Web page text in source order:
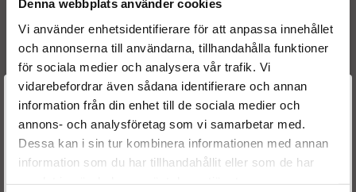
Denna webbplats använder cookies
Vi använder enhetsidentifierare för att anpassa innehållet
och annonserna till användarna, tillhandahålla funktioner
för sociala medier och analysera vår trafik. Vi
vidarebefordrar även sådana identifierare och annan
information från din enhet till de sociala medier och
annons- och analysföretag som vi samarbetar med.
Dessa kan i sin tur kombinera informationen med annan
information som du har tillhandahållit eller som de har
0414720035
0 414 720 022
0 414 720 007
045 130 073 T
038 130 073 F
045 130 073 T
038 130 073 F
045 130 079 X
045 130 073 T
Välkommen till
Dieselspecialisten.se
För att förbättra din upplevelse på vår hemsida ber vi dig
välja vilken kategori du tillhör